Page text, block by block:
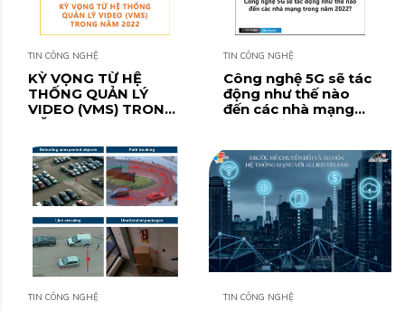
TIN CÔNG NGHỆ
KỲ VỌNG TỪ HỆ
THỐNG QUẢN LÝ
VIDEO (VMS) TRONG
NĂM 2022
TIN CÔNG NGHỆ
Công nghệ 5G sẽ tác
động như thế nào
đến các nhà mạng
trong năm 2022?
TIN CÔNG NGHỆ TIN CÔNG NGHỆ